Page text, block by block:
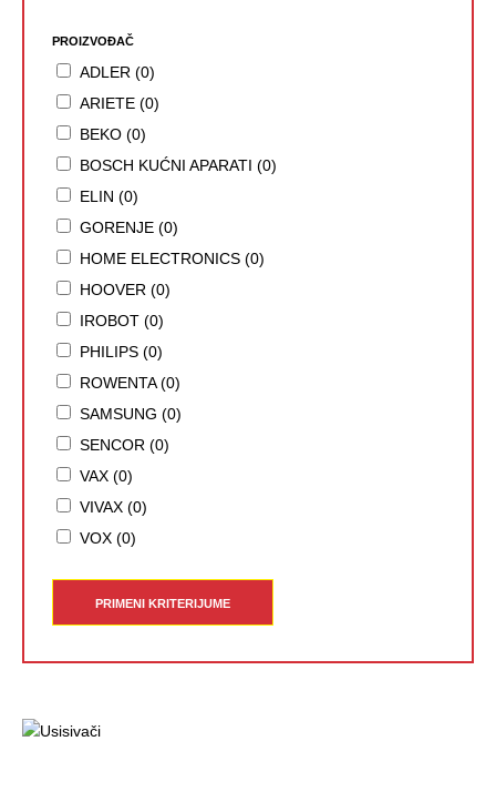
PROIZVOĐAČ
ADLER (0)
ARIETE (0)
BEKO (0)
BOSCH KUĆNI APARATI (0)
ELIN (0)
GORENJE (0)
HOME ELECTRONICS (0)
HOOVER (0)
IROBOT (0)
PHILIPS (0)
ROWENTA (0)
SAMSUNG (0)
SENCOR (0)
VAX (0)
VIVAX (0)
VOX (0)
PRIMENI KRITERIJUME